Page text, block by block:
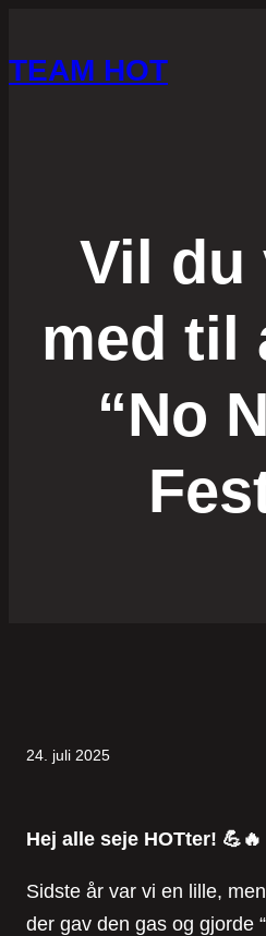
TEAM HOT
Vil
med til
“No
24. juli 2025
Hej alle seje HOTter! 💪🔥
Sidste år var vi en lille,
der gav den gas og gjorde